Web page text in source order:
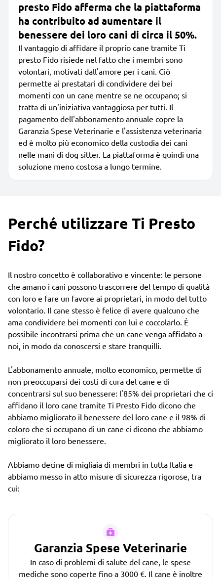
presto Fido afferma che la piattaforma
ha contribuito ad aumentare il
benessere dei loro cani di circa il 50%.
Il vantaggio di affidare il proprio cane tramite Ti
presto Fido risiede nel fatto che i membri sono
volontari, motivati dall'amore per i cani. Ciò
permette ai prestatari di condividere dei bei
momenti con un cane mentre se ne occupano; si
tratta di un'iniziativa vantaggiosa per tutti. Il
pagamento dell'abbonamento annuale copre la
Garanzia Spese Veterinarie e l'assistenza veterinaria
ed è molto più economico della custodia dei cani
nelle mani di dog sitter. La piattaforma è quindi una
soluzione meno costosa a lungo termine.
Perché utilizzare Ti Presto
Fido?
Il nostro concetto è collaborativo e vincente: le persone
che amano i cani possono trascorrere del tempo di qualità
con loro e fare un favore ai proprietari, in modo del tutto
volontario. Il cane stesso è felice di avere qualcuno che
ama condividere bei momenti con lui e coccolarlo. È
possibile incontrarsi prima che un cane venga affidato a
noi, in modo da conoscersi e stare tranquilli.
L'abbonamento annuale, molto economico, permette di
non preoccuparsi dei costi di cura del cane e di
concentrarsi sul suo benessere: l'85% dei proprietari che ci
affidano il loro cane tramite Ti Presto Fido dicono che
abbiamo migliorato il benessere del loro cane e il 98% di
coloro che si occupano di un cane ci dicono che abbiamo
migliorato il loro benessere.
Abbiamo decine di migliaia di membri in tutta Italia e
abbiamo messo in atto misure di sicurezza rigorose, tra
cui:
Garanzia Spese Veterinarie
In caso di problemi di salute del cane, le spese
mediche sono coperte fino a 3000 €. Il cane è inoltre